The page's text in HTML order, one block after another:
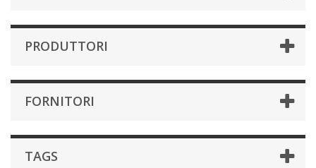
PRODUTTORI
FORNITORI
TAGS